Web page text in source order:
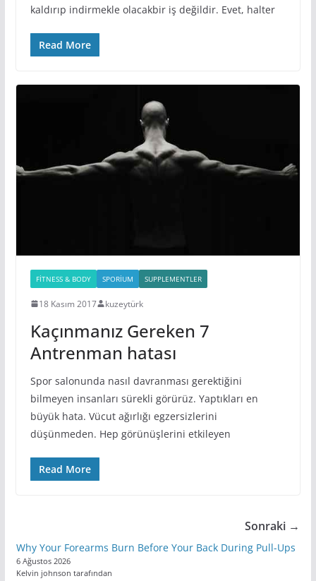
kaldırıp indirmekle olacakbir iş değildir. Evet, halter
Read More
FITNESS & BODY SPORIUM SUPPLEMENTLER
18 Kasım 2017 kuzeytürk
Kaçınmanız Gereken 7
Antrenman hatası
Spor salonunda nasıl davranması gerektiğini
bilmeyen insanları sürekli görürüz. Yaptıkları en
büyük hata. Vücut ağırlığı egzersizlerini
düşünmeden. Hep görünüşlerini etkileyen
Read More
Sonraki →
Why Your Forearms Burn Before Your Back During Pull-Ups
6 Ağustos 2026
Kelvin johnson tarafından